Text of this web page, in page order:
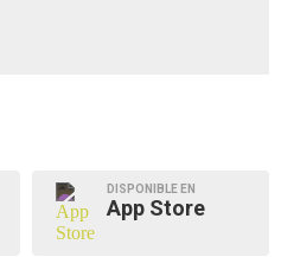
DISPONIBLE EN
App Store